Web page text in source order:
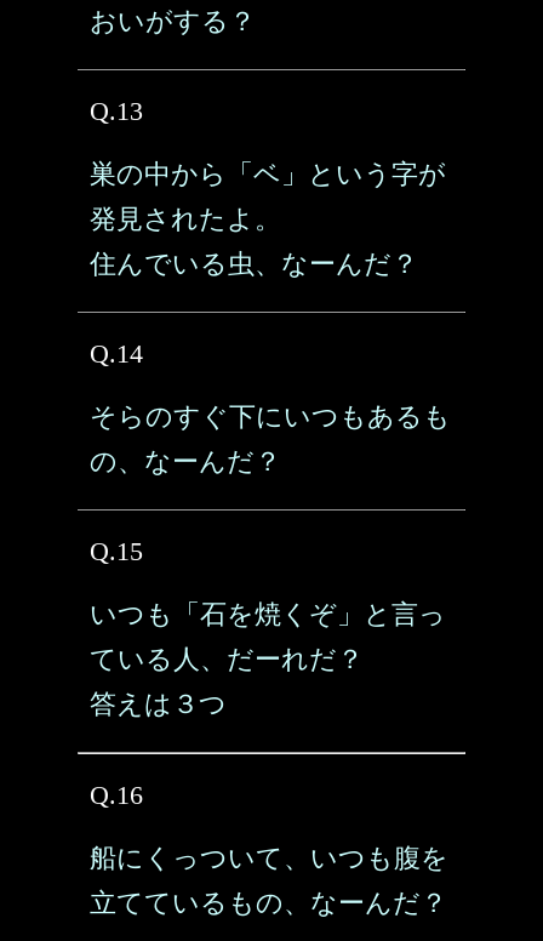
おいがする？
Q.13
巣の中から「ベ」という字が
発見されたよ。
住んでいる虫、なーんだ？
Q.14
そらのすぐ下にいつもあるも
の、なーんだ？
Q.15
いつも「石を焼くぞ」と言っ
ている人、だーれだ？
答えは３つ
Q.16
船にくっついて、いつも腹を
立てているもの、なーんだ？